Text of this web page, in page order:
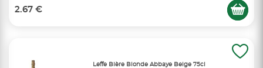
2.67 €
Leffe Bière Blonde Abbaye Belge 75cl